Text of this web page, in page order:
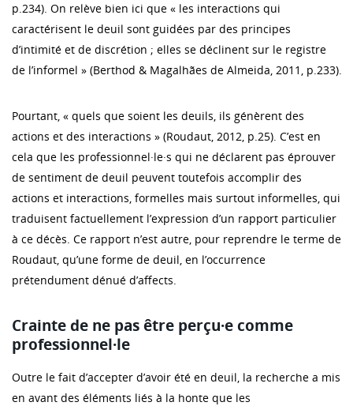
p.234). On relève bien ici que « les interactions qui
caractérisent le deuil sont guidées par des principes
d’intimité et de discrétion ; elles se déclinent sur le registre
de l’informel » (Berthod & Magalhães de Almeida, 2011, p.233).
Pourtant, « quels que soient les deuils, ils génèrent des
actions et des interactions » (Roudaut, 2012, p.25). C’est en
cela que les professionnel·le·s qui ne déclarent pas éprouver
de sentiment de deuil peuvent toutefois accomplir des
actions et interactions, formelles mais surtout informelles, qui
traduisent factuellement l’expression d’un rapport particulier
à ce décès. Ce rapport n’est autre, pour reprendre le terme de
Roudaut, qu’une forme de deuil, en l’occurrence
prétendument dénué d’affects.
Crainte de ne pas être perçu·e comme
professionnel·le
Outre le fait d’accepter d’avoir été en deuil, la recherche a mis
en avant des éléments liés à la honte que les